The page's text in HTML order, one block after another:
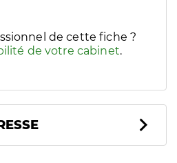
handicaps/besoins
de cette fiche ?
de votre cabinet.